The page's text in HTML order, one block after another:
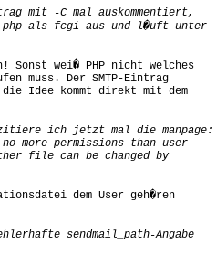
Sonst wei� PHP nicht welches
muss. Der SMTP-Eintrag
Idee kommt direkt mit dem
dem User geh�ren